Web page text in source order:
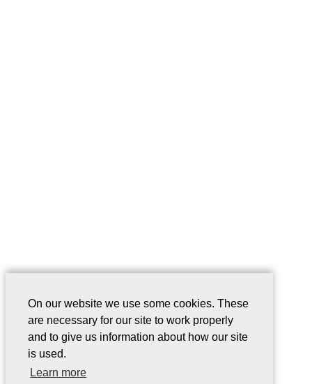
On our website we use some cookies. These
are necessary for our site to work properly
and to give us information about how our site
is used.
Learn more